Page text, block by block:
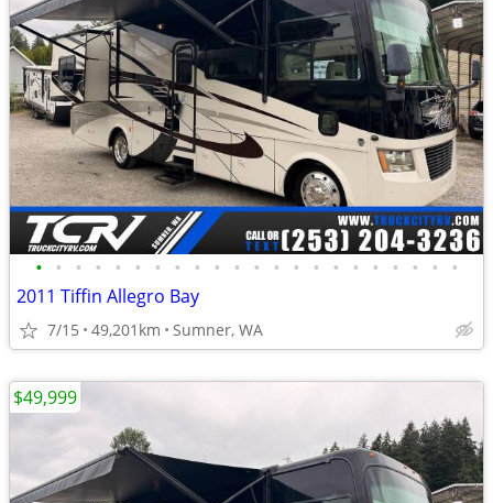
• • • • • • • • • • • • • • • • • • • • • •
2011 Tiffin Allegro Bay
7/15 49,201km Sumner, WA
$49,999